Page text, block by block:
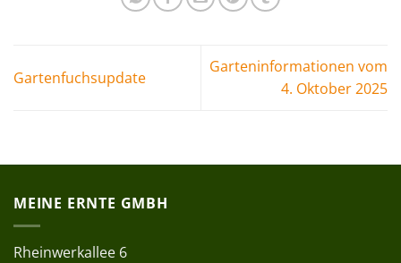
Gartenfuchsupdate
Garteninformationen vom
4. Oktober 2025
MEINE ERNTE GMBH
Rheinwerkallee 6